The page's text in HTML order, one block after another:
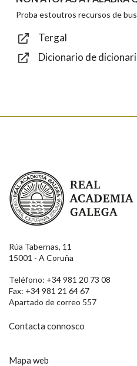
Texto de verificación
Proba estoutros recursos de
Tergal
Dicionario de
Real Academia Galega
Rúa Tabernas, 11
15001 - A Coruña
Teléfono: +34 981 20 73 08
Fax: +34 981 21 64 67
Apartado de correo 557
Contacta connosco
Mapa web